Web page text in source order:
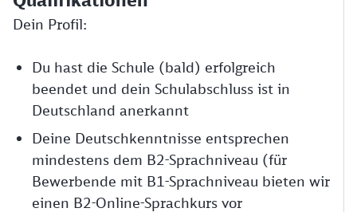
Dein Profil:
Du hast die Schule (bald) erfolgreich
beendet und dein Schulabschluss ist in
Deutschland anerkannt
Deine Deutschkenntnisse entsprechen
mindestens dem B2-Sprachniveau (für
Bewerbende mit B1-Sprachniveau bieten wir
einen B2-Online-Sprachkurs vor